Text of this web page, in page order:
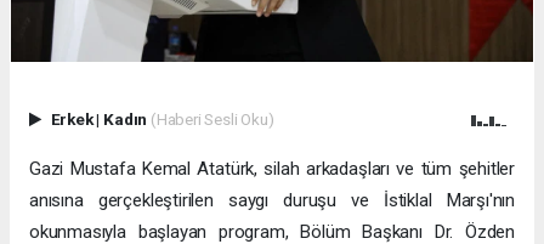
Erkek| Kadın (Haberi Sesli Oku)
Gazi Mustafa Kemal Atatürk, silah arkadaşları ve tüm şehitler
anısına gerçekleştirilen saygı duruşu ve İstiklal Marşı'nın
okunmasıyla başlayan program, Bölüm Başkanı Dr. Özden